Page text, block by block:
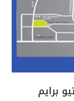
برايم